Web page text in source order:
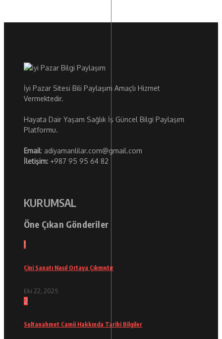
İyi Pazar Sitesi Bili Paylaşım Amaçlı Hizmet
Vermektedir.
Hayata Dair Yaşam Sağlık İş Güncel Bilgi Paylaşım
Platformu.
Email: adiyamanlilar.com@gmail.com
İletişim: +987 95 95 64 82
KURUMSAL
Öne Çıkan Gönderiler
1
Çini Sanatı Nasıl Ortaya Çıkmıştır
Eki 22, 2025
2
Sultanahmet Camii Hakkında Tarihi Bilgiler